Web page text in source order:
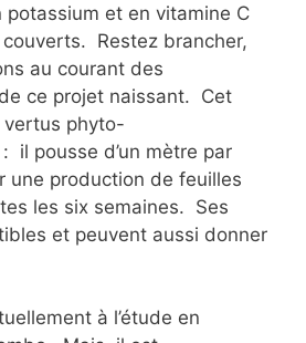
potassium et en vitamine C
Restez brancher,
au courant des
ce projet naissant. Cet
vertus phyto-
il pousse d’un mètre par
une production de feuilles
les six semaines. Ses
et peuvent aussi donner
à l’étude en